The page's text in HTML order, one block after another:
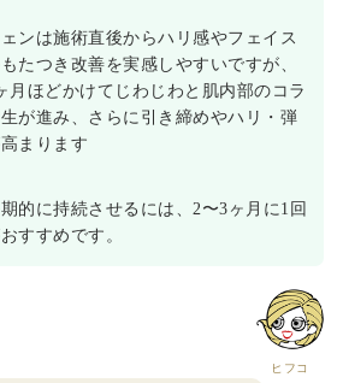
ンは施術直後からハリ感やフェイス
たつき改善を実感しやすいですが、
月ほどかけてじわじわと肌内部のコラ
が進み、さらに引き締めやハリ・弾
まります
的に持続させるには、2〜3ヶ月に1回
すすめです。
ヒフコ